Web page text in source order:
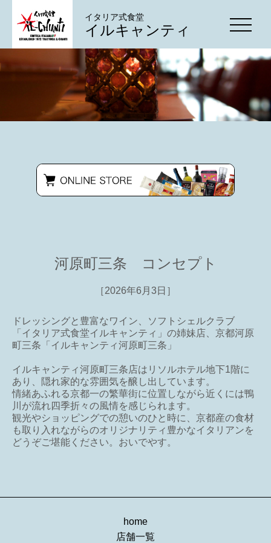
イタリア式食堂
イルキャンティ
河原町三条 コンセプト
［2026年6月3日］
ドレッシングと豊富なワイン、ソフトシェルクラブ
「イタリア式食堂イルキャンティ」の姉妹店、京都河原
町三条「イルキャンティ河原町三条」
イルキャンティ河原町三条店はリソルホテル地下1階に
あり、隠れ家的な雰囲気を醸し出しています。
情緒あふれる京都一の繁華街に位置しながら近くには鴨
川が流れ四季折々の風情を感じられます。
観光やショッピングでの憩いのひと時に、京都産の食材
も取り入れながらのオリジナリティ豊かなイタリアンを
どうぞご堪能ください。おいでやす。
home
店舗一覧